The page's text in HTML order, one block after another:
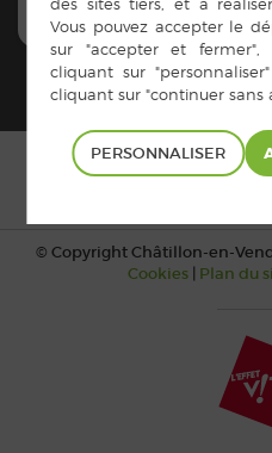
© Copyright Châtillon-en-
Cookies| Plan du
PERSONNALISER